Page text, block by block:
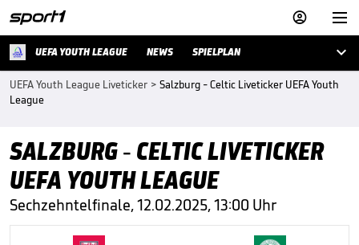


UEFA YOUTH LEAGUE NEWS SPIELPLAN 
UEFA Youth League Liveticker > Salzburg - Celtic Liveticker UEFA Youth
League
SALZBURG - CELTIC LIVETICKER
UEFA YOUTH LEAGUE
Sechzehntelfinale, 12.02.2025, 13:00 Uhr